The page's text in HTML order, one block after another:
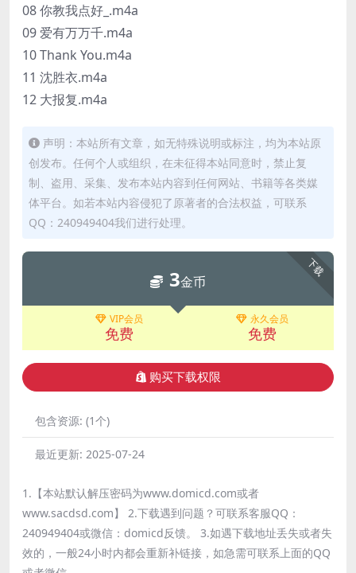
08 你教我点好_.m4a
09 爱有万万千.m4a
10 Thank You.m4a
11 沈胜衣.m4a
12 大报复.m4a
声明：本站所有文章，如无特殊说明或标注，均为本站原
创发布。任何个人或组织，在未征得本站同意时，禁止复
制、盗用、采集、发布本站内容到任何网站、书籍等各类媒
体平台。如若本站内容侵犯了原著者的合法权益，可联系
QQ：240949404我们进行处理。
下载
3金币
VIP会员
免费
永久会员
免费
购买下载权限
包含资源: (1个)
最近更新: 2025-07-24
1.【本站默认解压密码为www.domicd.com或者
www.sacdsd.com】 2.下载遇到问题？可联系客服QQ：
240949404或微信：domicd反馈。 3.如遇下载地址丢失或者失
效的，一般24小时内都会重新补链接，如急需可联系上面的QQ